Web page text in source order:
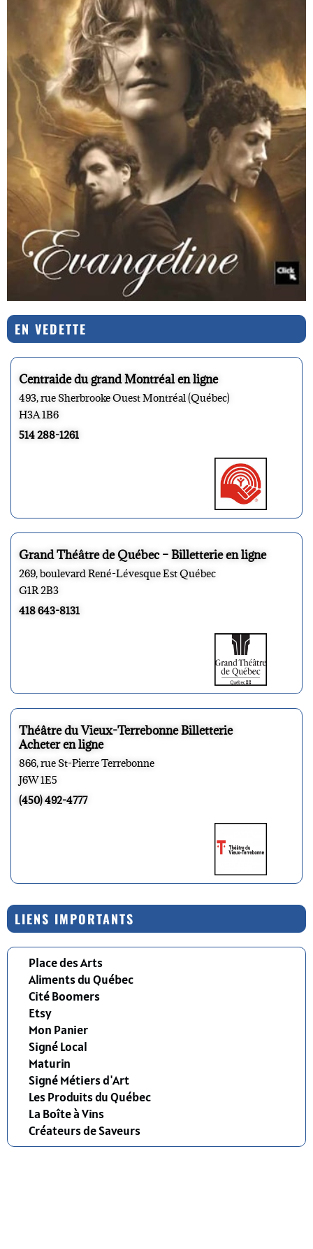
EN VEDETTE
Centraide du grand Montréal en ligne
493, rue Sherbrooke Ouest Montréal (Québec)
H3A 1B6
514 288-1261
Grand Théâtre de Québec – Billetterie en ligne
269, boulevard René-Lévesque Est Québec
G1R 2B3
418 643-8131
Théâtre du Vieux-Terrebonne Billetterie
Acheter en ligne
866, rue St-Pierre Terrebonne
J6W 1E5
(450) 492-4777
LIENS IMPORTANTS
Place des Arts
Aliments du Québec
Cité Boomers
Etsy
Mon Panier
Signé Local
Maturin
Signé Métiers d'Art
Les Produits du Québec
La Boîte à Vins
Créateurs de Saveurs